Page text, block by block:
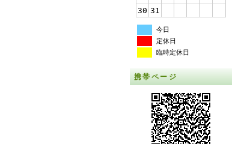
30 31
今日
定休日
臨時定休日
携帯ページ